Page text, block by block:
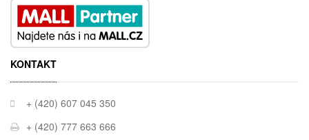
KONTAKT
+ (420) 607 045 350
+ (420) 777 663 666